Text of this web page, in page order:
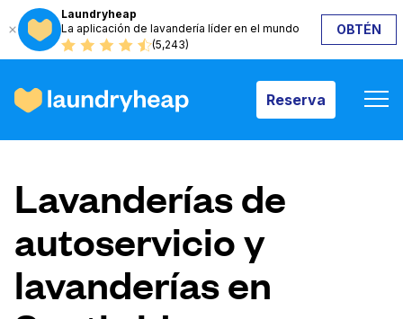
Laundryheap
La aplicación de lavandería líder en el mundo
(5,243)
OBTÉN
Reserva
Reserva
Cómo funciona
Precios y servicios
Quiénes somos
Lavanderías de
autoservicio y
lavanderías en